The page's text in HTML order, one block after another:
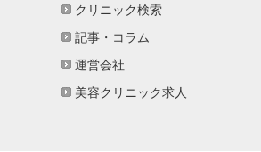
クリニック検索
記事・コラム
運営会社
美容クリニック求人